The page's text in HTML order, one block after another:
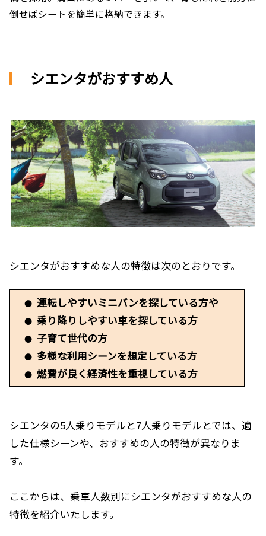
倒せばシートを簡単に格納できます。
シエンタがおすすめ人
シエンタがおすすめな人の特徴は次のとおりです。
●運転しやすいミニバンを探している方や
●乗り降りしやすい車を探している方
●子育て世代の方
●多様な利用シーンを想定している方
●燃費が良く経済性を重視している方
シエンタの5人乗りモデルと7人乗りモデルとでは、適
した仕様シーンや、おすすめの人の特徴が異なりま
す。
ここからは、乗車人数別にシエンタがおすすめな人の
特徴を紹介いたします。